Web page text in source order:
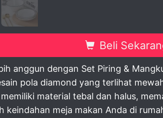
Beli
anggun dengan Set Piring &
pola diamond yang terlihat
material tebal dan halus,
keindahan meja makan Anda di